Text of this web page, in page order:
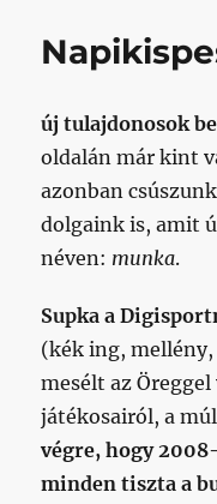
új tulajdonosok
oldalán már kint
azonban
dolgaink is, amit
néven: munka.
Supka a
(kék ing, mellény,
mesélt az
játékosairól, a
végre, hogy
minden tiszta a